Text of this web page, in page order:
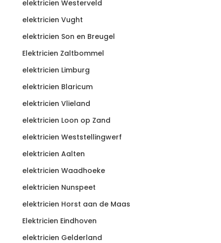
elektricien Westerveld
elektricien Vught
elektricien Son en Breugel
Elektricien Zaltbommel
elektricien Limburg
elektricien Blaricum
elektricien Vlieland
elektricien Loon op Zand
elektricien Weststellingwerf
elektricien Aalten
elektricien Waadhoeke
elektricien Nunspeet
elektricien Horst aan de Maas
Elektricien Eindhoven
elektricien Gelderland